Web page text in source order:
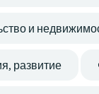
и
развитие